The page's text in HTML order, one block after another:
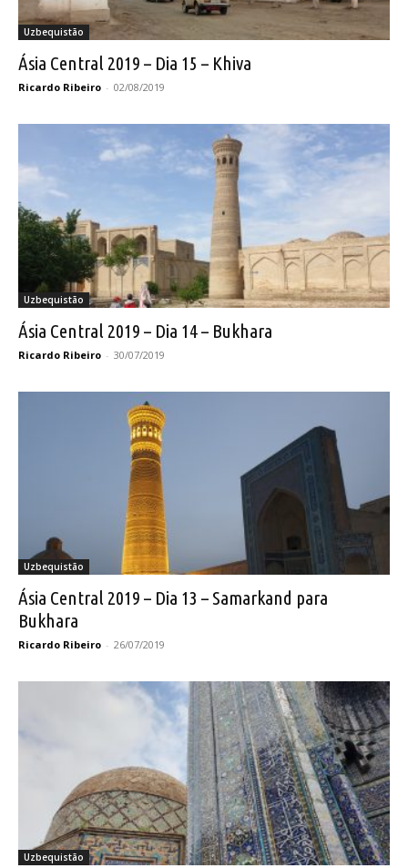
Uzbequistão
Ásia Central 2019 – Dia 15 – Khiva
Ricardo Ribeiro - 02/08/2019
Uzbequistão
Ásia Central 2019 – Dia 14 – Bukhara
Ricardo Ribeiro - 30/07/2019
Uzbequistão
Ásia Central 2019 – Dia 13 – Samarkand para
Bukhara
Ricardo Ribeiro - 26/07/2019
Uzbequistão